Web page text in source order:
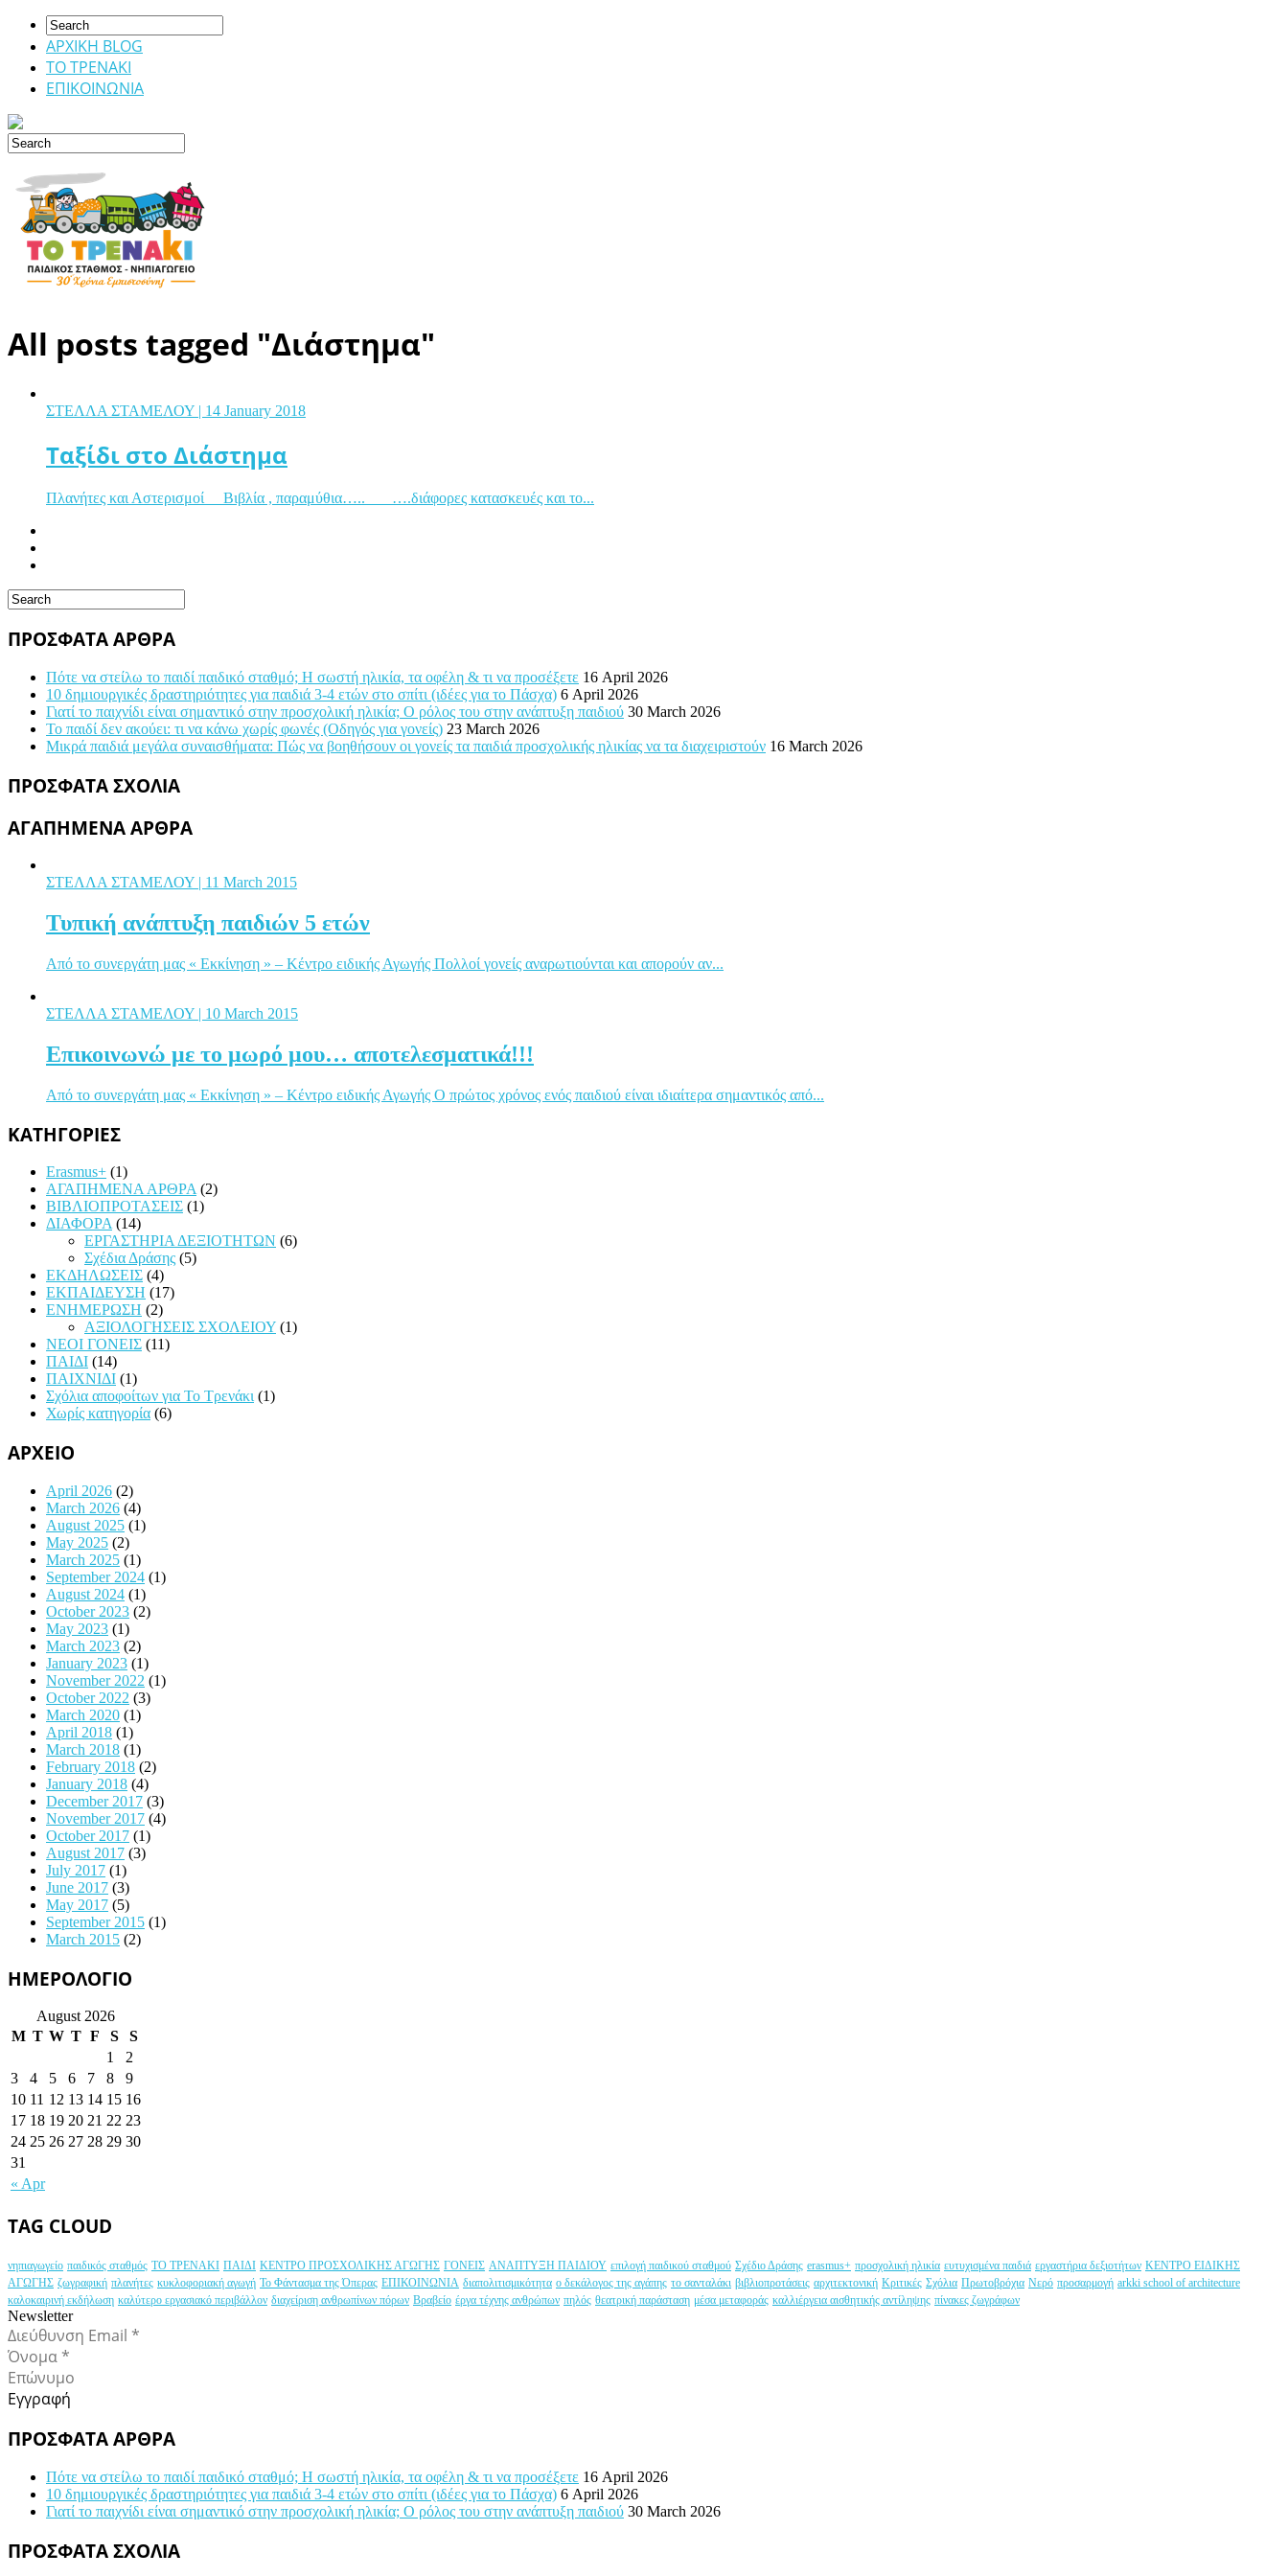
ΑΡΧΙΚΗ BLOG
ΤΟ ΤΡΕΝΑΚΙ
ΕΠΙΚΟΙΝΩΝΙΑ
All posts tagged "Διάστημα"
ΣΤΕΛΛΑ ΣΤΑΜΕΛΟΥ | 14 January 2018
Ταξίδι στο Διάστημα
Πλανήτες και Αστερισμοί Βιβλία , παραμύθια….. ….διάφορες κατασκευές και το...
ΠΡΟΣΦΑΤΑ ΑΡΘΡΑ
Πότε να στείλω το παιδί παιδικό σταθμό; Η σωστή ηλικία, τα οφέλη & τι να προσέξετε 16 April 2026
10 δημιουργικές δραστηριότητες για παιδιά 3-4 ετών στο σπίτι (ιδέες για το Πάσχα) 6 April 2026
Γιατί το παιχνίδι είναι σημαντικό στην προσχολική ηλικία; Ο ρόλος του στην ανάπτυξη παιδιού 30 March 2026
Το παιδί δεν ακούει: τι να κάνω χωρίς φωνές (Οδηγός για γονείς) 23 March 2026
Μικρά παιδιά μεγάλα συναισθήματα: Πώς να βοηθήσουν οι γονείς τα παιδιά προσχολικής ηλικίας να τα διαχειριστούν 16 March 2026
ΠΡΟΣΦΑΤΑ ΣΧΟΛΙΑ
ΑΓΑΠΗΜΕΝΑ ΑΡΘΡΑ
ΣΤΕΛΛΑ ΣΤΑΜΕΛΟΥ | 11 March 2015
Τυπική ανάπτυξη παιδιών 5 ετών
Από το συνεργάτη μας « Εκκίνηση » – Κέντρο ειδικής Αγωγής Πολλοί γονείς αναρωτιούνται και απορούν αν...
ΣΤΕΛΛΑ ΣΤΑΜΕΛΟΥ | 10 March 2015
Επικοινωνώ με το μωρό μου… αποτελεσματικά!!!
Από το συνεργάτη μας « Εκκίνηση » – Κέντρο ειδικής Αγωγής Ο πρώτος χρόνος ενός παιδιού είναι ιδιαίτερα σημαντικός από...
ΚΑΤΗΓΟΡΙΕΣ
Erasmus+ (1)
ΑΓΑΠΗΜΕΝΑ ΑΡΘΡΑ (2)
ΒΙΒΛΙΟΠΡΟΤΑΣΕΙΣ (1)
ΔΙΑΦΟΡΑ (14)
ΕΡΓΑΣΤΗΡΙΑ ΔΕΞΙΟΤΗΤΩΝ (6)
Σχέδια Δράσης (5)
ΕΚΔΗΛΩΣΕΙΣ (4)
ΕΚΠΑΙΔΕΥΣΗ (17)
ΕΝΗΜΕΡΩΣΗ (2)
ΑΞΙΟΛΟΓΗΣΕΙΣ ΣΧΟΛΕΙΟΥ (1)
ΝΕΟΙ ΓΟΝΕΙΣ (11)
ΠΑΙΔΙ (14)
ΠΑΙΧΝΙΔΙ (1)
Σχόλια αποφοίτων για Το Τρενάκι (1)
Χωρίς κατηγορία (6)
ΑΡΧΕΙΟ
April 2026 (2)
March 2026 (4)
August 2025 (1)
May 2025 (2)
March 2025 (1)
September 2024 (1)
August 2024 (1)
October 2023 (2)
May 2023 (1)
March 2023 (2)
January 2023 (1)
November 2022 (1)
October 2022 (3)
March 2020 (1)
April 2018 (1)
March 2018 (1)
February 2018 (2)
January 2018 (4)
December 2017 (3)
November 2017 (4)
October 2017 (1)
August 2017 (3)
July 2017 (1)
June 2017 (3)
May 2017 (5)
September 2015 (1)
March 2015 (2)
ΗΜΕΡΟΛΟΓΙΟ
August 2026
M T W T F S S
« Apr
1
2
3
4 5 6 7 8
9
10 11 12 13 14 15 16
17 18 19 20 21 22 23
24 25 26 27 28 29 30
31
TAG CLOUD
νηπιαγωγείο παιδικός σταθμός ΤΟ ΤΡΕΝΑΚΙ ΠΑΙΔΙ ΚΕΝΤΡΟ ΠΡΟΣΧΟΛΙΚΗΣ ΑΓΩΓΗΣ ΓΟΝΕΙΣ ΑΝΑΠΤΥΞΗ ΠΑΙΔΙΟΥ επιλογή παιδικού σταθμού Σχέδιο Δράσης erasmus+ προσχολική ηλικία ευτυχισμένα παιδιά εργαστήρια δεξιοτήτων ΚΕΝΤΡΟ ΕΙΔΙΚΗΣ
ΑΓΩΓΗΣ ζωγραφική πλανήτες κυκλοφοριακή αγωγή Το Φάντασμα της Όπερας ΕΠΙΚΟΙΝΩΝΙΑ διαπολιτισμικότητα ο δεκάλογος της αγάπης το σανταλάκι βιβλιοπροτάσεις αρχιτεκτονική Κριτικές Σχόλια Πρωτοβρόχια Νερό προσαρμογή arkki school of architecture
καλοκαιρινή εκδήλωση καλύτερο εργασιακό περιβάλλον διαχείριση ανθρωπίνων πόρων Βραβείο έργα τέχνης ανθρώπων πηλός θεατρική παράσταση μέσα μεταφοράς καλλιέργεια αισθητικής αντίληψης πίνακες ζωγράφων
Newsletter
Εγγραφή
ΠΡΟΣΦΑΤΑ ΑΡΘΡΑ
Πότε να στείλω το παιδί παιδικό σταθμό; Η σωστή ηλικία, τα οφέλη & τι να προσέξετε 16 April 2026
10 δημιουργικές δραστηριότητες για παιδιά 3-4 ετών στο σπίτι (ιδέες για το Πάσχα) 6 April 2026
Γιατί το παιχνίδι είναι σημαντικό στην προσχολική ηλικία; Ο ρόλος του στην ανάπτυξη παιδιού 30 March 2026
ΠΡΟΣΦΑΤΑ ΣΧΟΛΙΑ